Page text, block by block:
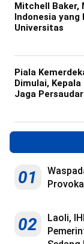
Mitchell Baker,
Indonesia yang
Universitas
Piala
Dimulai,
Jaga
01
02
Laoli,